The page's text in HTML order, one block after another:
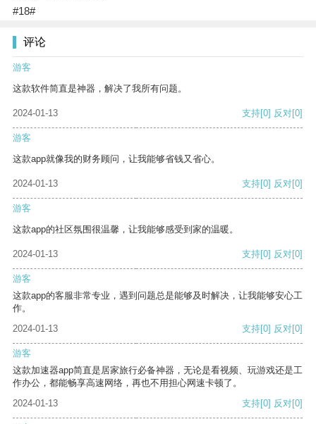
#18#
评论
游客
这款软件简直是神器，解决了我所有问题。
2024-01-13 支持[0] 反对[0]
游客
这款app就像我的财务顾问，让我能够省钱又省心。
2024-01-13 支持[0] 反对[0]
游客
这款app的社区氛围很温馨，让我能够感受到家的温暖。
2024-01-13 支持[0] 反对[0]
游客
这款app的客服非常专业，遇到问题总是能够及时解决，让我能够安心工
作。
2024-01-13
支持[0] 反对[0]
游客
这款加速器app简直是居家旅行必备神器，无论是看视频、玩游戏还是工
作办公，都能畅享高速网络，再也不用担心网速卡顿了。
2024-01-13
支持[0] 反对[0]